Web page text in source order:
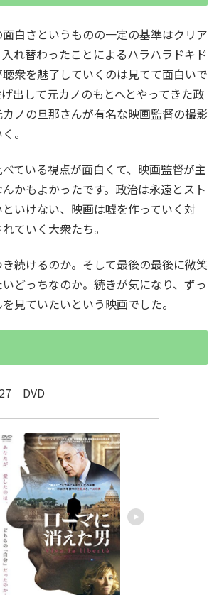
白さというものの一定の基準はクリア
れ替わったことによるハラハラドキド
衆を魅了していくのは見てて面白いで
出して元カノのもとへとやってきた政
ノの旦那さんが有名な映画監督の撮影
。
ている視点が面白くて、映画監督が主
かもよかったです。政治は永遠とスト
いけない、映画は嘘を作っていく対
ていく大衆たち。
続けるのか。そして最後の最後に微笑
どっちなのか。続きが気になり、ずっ
見ていたいという映画でした。
DVD